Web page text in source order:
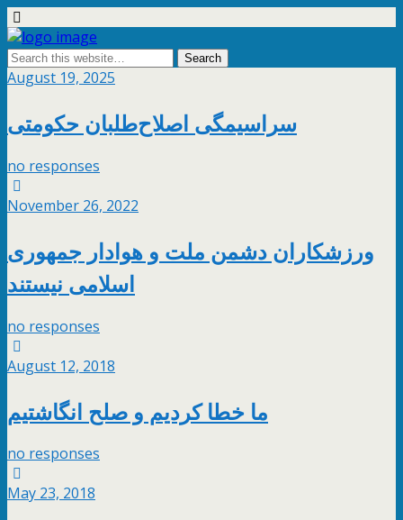
August 19, 2025
سراسیمگی اصلاح‌طلبان حکومتی
no responses
November 26, 2022
ورزشکاران دشمن ملت و هوادار جمهوری
اسلامی نیستند
no responses
August 12, 2018
ما خطا کردیم و صلح انگاشتیم
no responses
May 23, 2018